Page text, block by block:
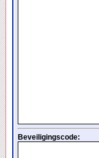
Beveiligingscode: